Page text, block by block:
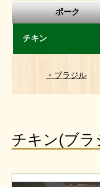
ポーク
チキン
・ブラジル
チキン(ブラ